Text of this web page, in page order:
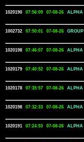
1020190 07:56:09 07-08-26 ALPHA
1002732 07:50:01 07-08-26 GROUP
1020198 07:46:07 07-08-26 ALPHA
1020179 07:40:52 07-08-26 ALPHA
1020178 07:35:57 07-08-26 ALPHA
1020198 07:32:33 07-08-26 ALPHA
1020191 07:24:53 07-08-26 ALPHA